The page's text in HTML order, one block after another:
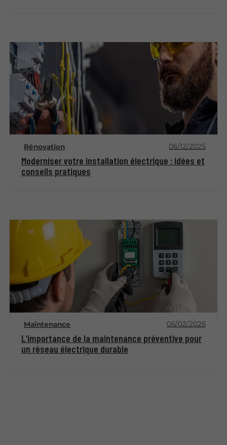
Rénovation 06/12/2025
Moderniser votre installation électrique : idées et
conseils pratiques
Maintenance 06/02/2026
L’importance de la maintenance préventive pour
un réseau électrique durable